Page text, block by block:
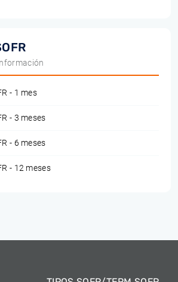
- 1 mes
- 3 meses
- 6 meses
- 12 meses